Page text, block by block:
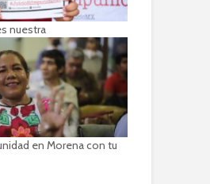
nuestra
en Morena con tu